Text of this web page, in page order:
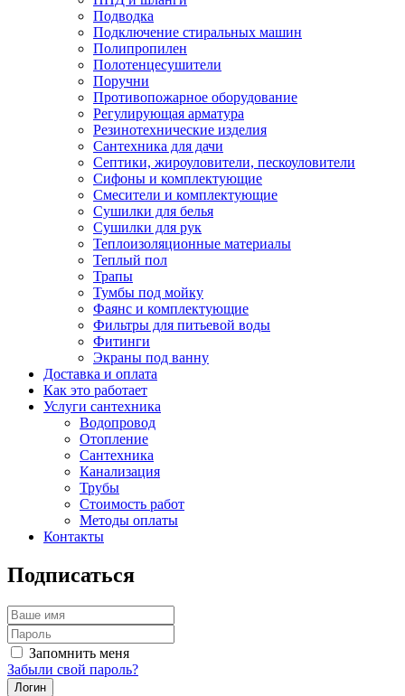
Подводка
Подключение стиральных машин
Полипропилен
Полотенцесушители
Поручни
Противопожарное оборудование
Регулирующая арматура
Резинотехнические изделия
Сантехника для дачи
Септики, жироуловители, пескоуловители
Сифоны и комплектующие
Смесители и комплектующие
Сушилки для белья
Сушилки для рук
Теплоизоляционные материалы
Теплый пол
Трапы
Тумбы под мойку
Фаянс и комплектующие
Фильтры для питьевой воды
Фитинги
Экраны под ванну
Доставка и оплата
Как это работает
Услуги сантехника
Водопровод
Отопление
Сантехника
Канализация
Трубы
Стоимость работ
Методы оплаты
Контакты
Подписаться
Запомнить меня
Забыли свой пароль?